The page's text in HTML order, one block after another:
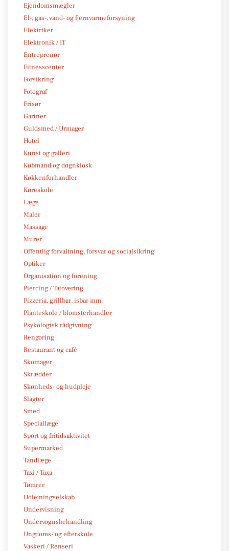
Ejendomsmægler
El-, gas-, vand- og fjernvarmeforsyning
Elektriker
Elektronik / IT
Entreprenør
Fitnesscenter
Forsikring
Fotograf
Frisør
Gartner
Guldsmed / Urmager
Hotel
Kunst og galleri
Købmand og døgnkiosk
Køkkenforhandler
Køreskole
Læge
Maler
Massage
Murer
Offentlig forvaltning, forsvar og socialsikring
Optiker
Organisation og forening
Piercing / Tatovering
Pizzeria, grillbar, isbar mm.
Planteskole / blomsterhandler
Psykologisk rådgivning
Rengøring
Restaurant og café
Skomager
Skrædder
Skønheds- og hudpleje
Slagter
Smed
Speciallæge
Sport og fritidsaktivitet
Supermarked
Tandlæge
Taxi / Taxa
Tømrer
Udlejningselskab
Undervisning
Undervognsbehandling
Ungdoms- og efterskole
Vaskeri / Renseri